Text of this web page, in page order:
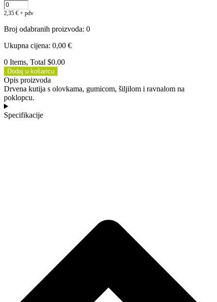
2,35 € + pdv
Broj odabranih proizvoda: 0
Ukupna cijena: 0,00 €
0 Items, Total $0.00
Dodaj u košaricu
Opis proizvoda
Drvena kutija s olovkama, gumicom, šiljilom i ravnalom na
poklopcu.
Specifikacije